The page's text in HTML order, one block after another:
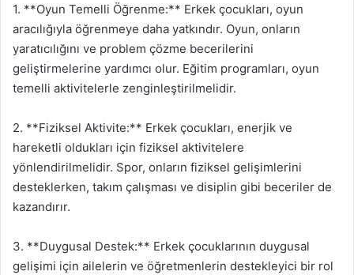
1. **Oyun Temelli Öğrenme:** Erkek çocukları, oyun
aracılığıyla öğrenmeye daha yatkındır. Oyun, onların
yaratıcılığını ve problem çözme becerilerini
geliştirmelerine yardımcı olur. Eğitim programları, oyun
temelli aktivitelerle zenginleştirilmelidir.
2. **Fiziksel Aktivite:** Erkek çocukları, enerjik ve
hareketli oldukları için fiziksel aktivitelere
yönlendirilmelidir. Spor, onların fiziksel gelişimlerini
desteklerken, takım çalışması ve disiplin gibi beceriler de
kazandırır.
3. **Duygusal Destek:** Erkek çocuklarının duygusal
gelişimi için ailelerin ve öğretmenlerin destekleyici bir rol